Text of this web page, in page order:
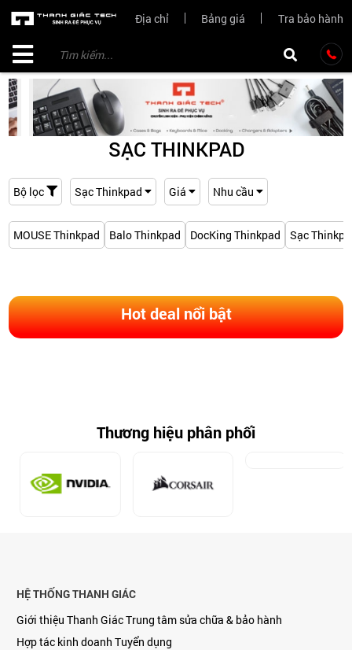
Địa chỉ Bảng giá Tra bảo hành
SẠC THINKPAD
Bộ lọc Sạc Thinkpad Giá Nhu cầu
MOUSE Thinkpad Balo Thinkpad DocKing Thinkpad Sạc
Hot deal nổi bật
Thương hiệu phân phối
HỆ THỐNG THANH GIÁC
Giới thiệu Thanh GiácTrung tâm sửa chữa & bảo hành
Hợp tác kinh doanh Tuyển dụng